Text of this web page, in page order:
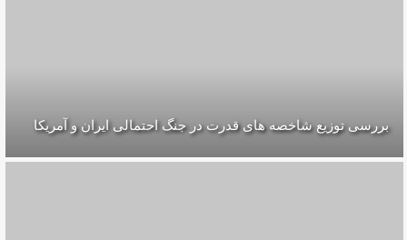
بررسی توزیع شاخصه های قدرت در جنگ احتمالی ایران و آمریکا